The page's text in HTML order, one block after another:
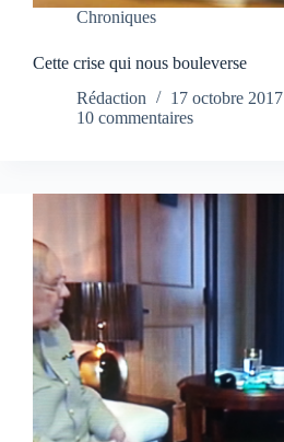
Chroniques
Cette crise qui nous bouleverse
Rédaction
17 octobre 2017
10 commentaires